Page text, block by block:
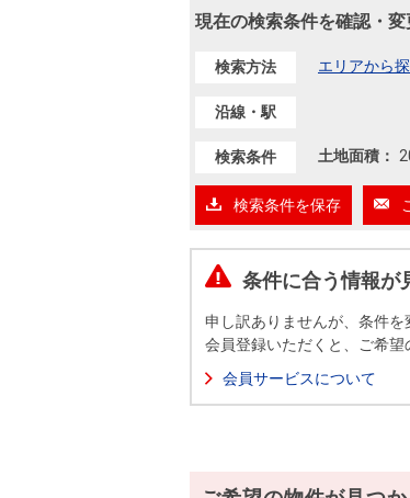
中古マンションを探す
投資用物件を探す
無料査定
売却時手取り金額試算
店舗のご案内（首都圏）
会社案内（電子ブック版）
現在の検索条件を確認・変
検索方法 エリアから
沿線・駅
検索条件 土地面積：
検索条件を保存
条件に合う情報が
申し訳ありませんが、条件を
会員登録いただくと、ご希望
会員サービスについて